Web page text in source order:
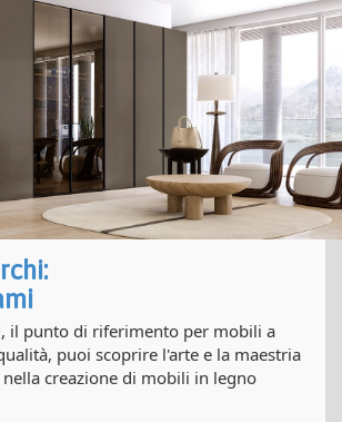
il punto di riferimento per mobili a
puoi scoprire l'arte e la maestria
nella creazione di mobili in legno